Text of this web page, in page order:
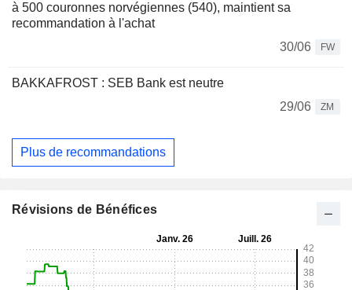
à 500 couronnes norvégiennes (540), maintient sa
recommandation à l'achat
30/06
FW
BAKKAFROST : SEB Bank est neutre
29/06
ZM
Plus de recommandations
Révisions de Bénéfices